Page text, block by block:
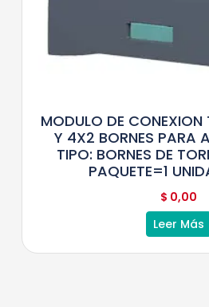
MODULO DE CONEXION
Y 4X2 BORNES PARA
TIPO: BORNES DE
PAQUETE=1
$ 0,00
Leer Más